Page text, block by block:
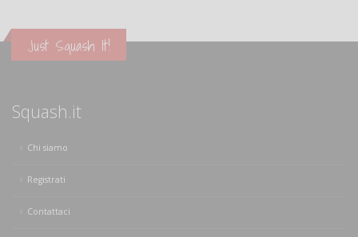
Just Squash It!
Squash.it
Chi siamo
Registrati
Contattaci